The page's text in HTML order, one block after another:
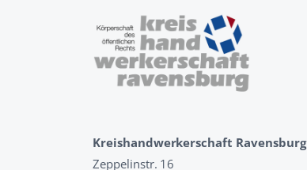
Kreishandwerkerschaft Ravensburg
Zeppelinstr. 16